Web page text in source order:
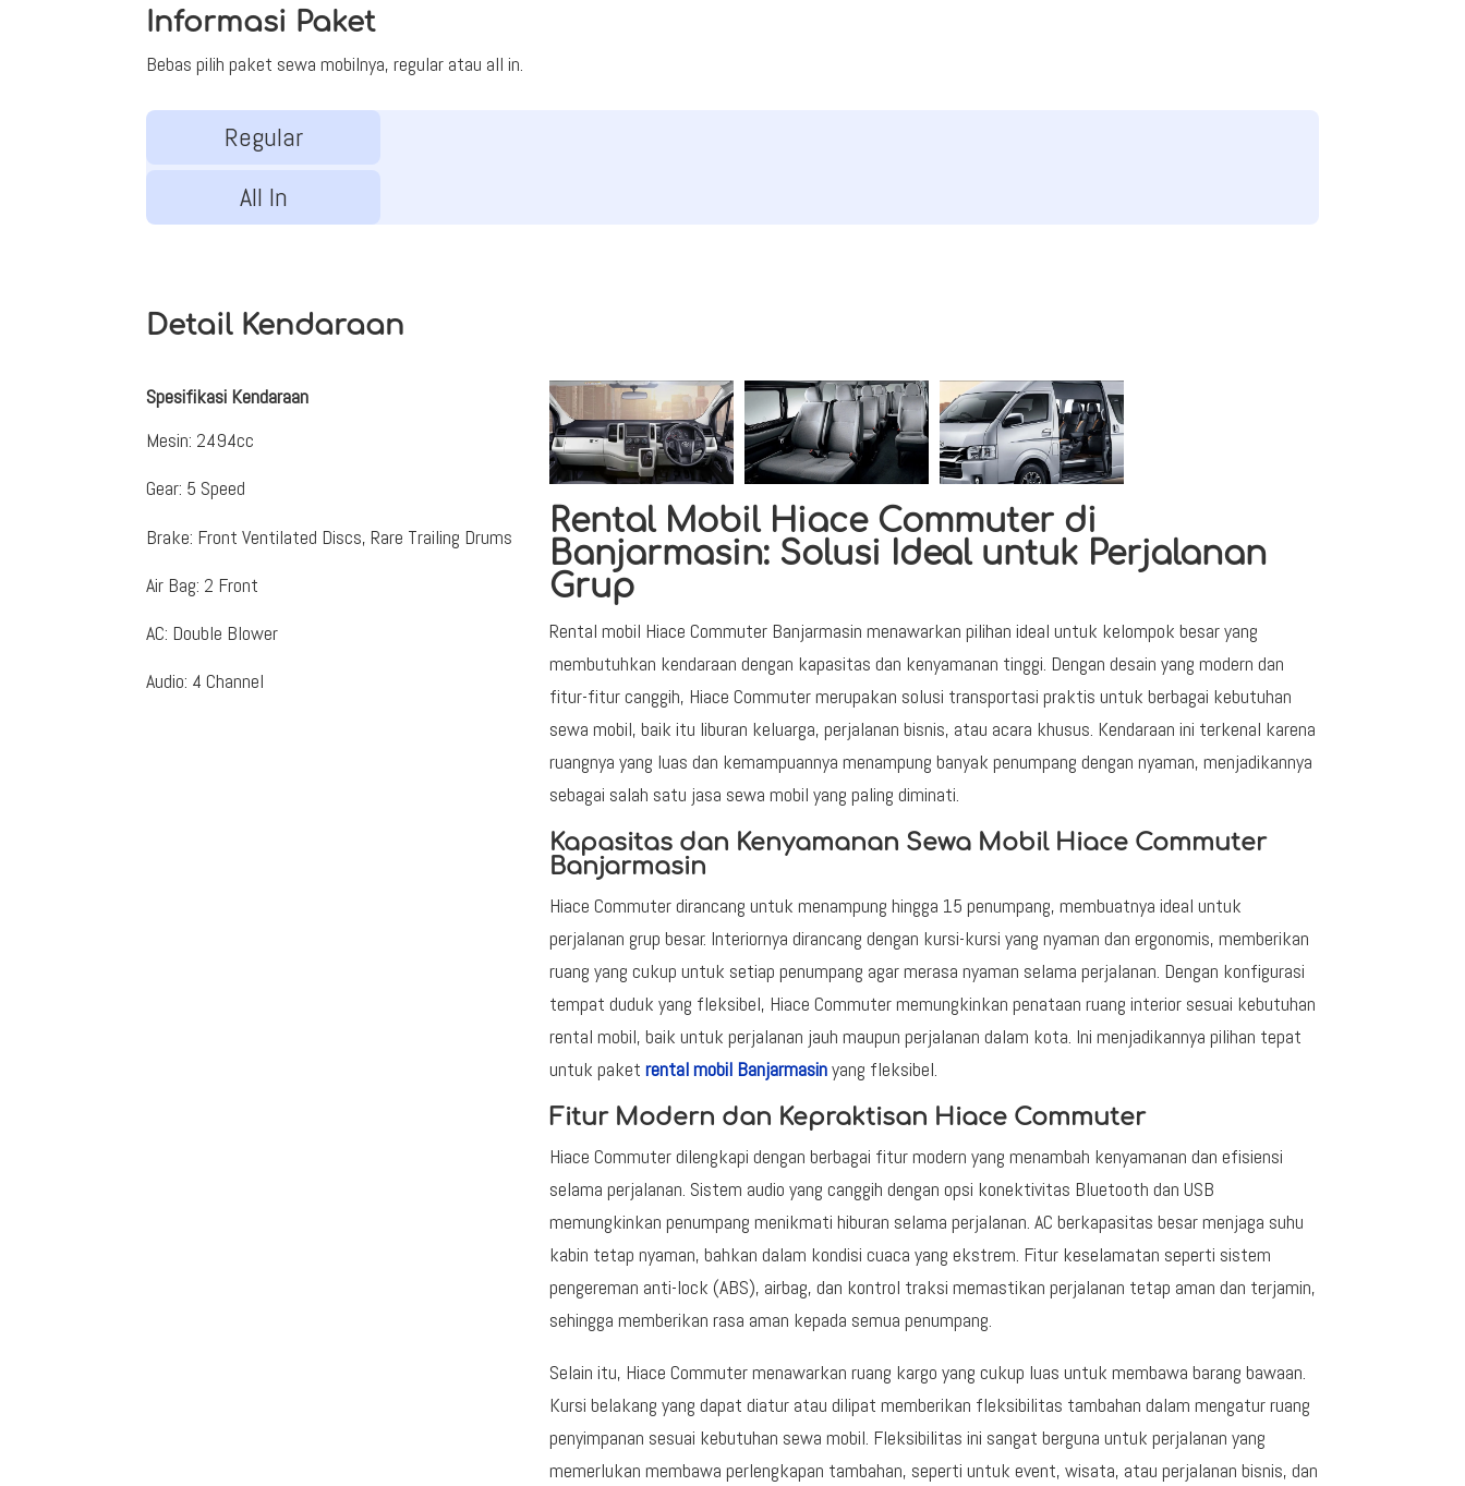
Informasi Paket
Bebas pilih paket sewa mobilnya, regular atau all in.
Regular
All In
Detail Kendaraan
Spesifikasi Kendaraan
Mesin: 2494cc
Gear: 5 Speed
Brake: Front Ventilated Discs, Rare Trailing Drums
Air Bag: 2 Front
AC: Double Blower
Audio: 4 Channel
Rental Mobil Hiace Commuter di
Banjarmasin: Solusi Ideal untuk Perjalanan
Grup
Rental mobil Hiace Commuter Banjarmasin menawarkan pilihan ideal untuk kelompok besar yang
membutuhkan kendaraan dengan kapasitas dan kenyamanan tinggi. Dengan desain yang modern dan
fitur-fitur canggih, Hiace Commuter merupakan solusi transportasi praktis untuk berbagai kebutuhan
sewa mobil, baik itu liburan keluarga, perjalanan bisnis, atau acara khusus. Kendaraan ini terkenal karena
ruangnya yang luas dan kemampuannya menampung banyak penumpang dengan nyaman, menjadikannya
sebagai salah satu jasa sewa mobil yang paling diminati.
Kapasitas dan Kenyamanan Sewa Mobil Hiace Commuter
Banjarmasin
Hiace Commuter dirancang untuk menampung hingga 15 penumpang, membuatnya ideal untuk
perjalanan grup besar. Interiornya dirancang dengan kursi-kursi yang nyaman dan ergonomis, memberikan
ruang yang cukup untuk setiap penumpang agar merasa nyaman selama perjalanan. Dengan konfigurasi
tempat duduk yang fleksibel, Hiace Commuter memungkinkan penataan ruang interior sesuai kebutuhan
rental mobil, baik untuk perjalanan jauh maupun perjalanan dalam kota. Ini menjadikannya pilihan tepat
untuk paket rental mobil Banjarmasinyang fleksibel.
Fitur Modern dan Kepraktisan Hiace Commuter
Hiace Commuter dilengkapi dengan berbagai fitur modern yang menambah kenyamanan dan efisiensi
selama perjalanan. Sistem audio yang canggih dengan opsi konektivitas Bluetooth dan USB
memungkinkan penumpang menikmati hiburan selama perjalanan. AC berkapasitas besar menjaga suhu
kabin tetap nyaman, bahkan dalam kondisi cuaca yang ekstrem. Fitur keselamatan seperti sistem
pengereman anti-lock (ABS), airbag, dan kontrol traksi memastikan perjalanan tetap aman dan terjamin,
sehingga memberikan rasa aman kepada semua penumpang.
Selain itu, Hiace Commuter menawarkan ruang kargo yang cukup luas untuk membawa barang bawaan.
Kursi belakang yang dapat diatur atau dilipat memberikan fleksibilitas tambahan dalam mengatur ruang
penyimpanan sesuai kebutuhan sewa mobil. Fleksibilitas ini sangat berguna untuk perjalanan yang
memerlukan membawa perlengkapan tambahan, seperti untuk event, wisata, atau perjalanan bisnis, dan